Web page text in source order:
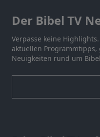
Der Bibel TV
Verpasse keine
aktuellen
Neuigkeiten rund um